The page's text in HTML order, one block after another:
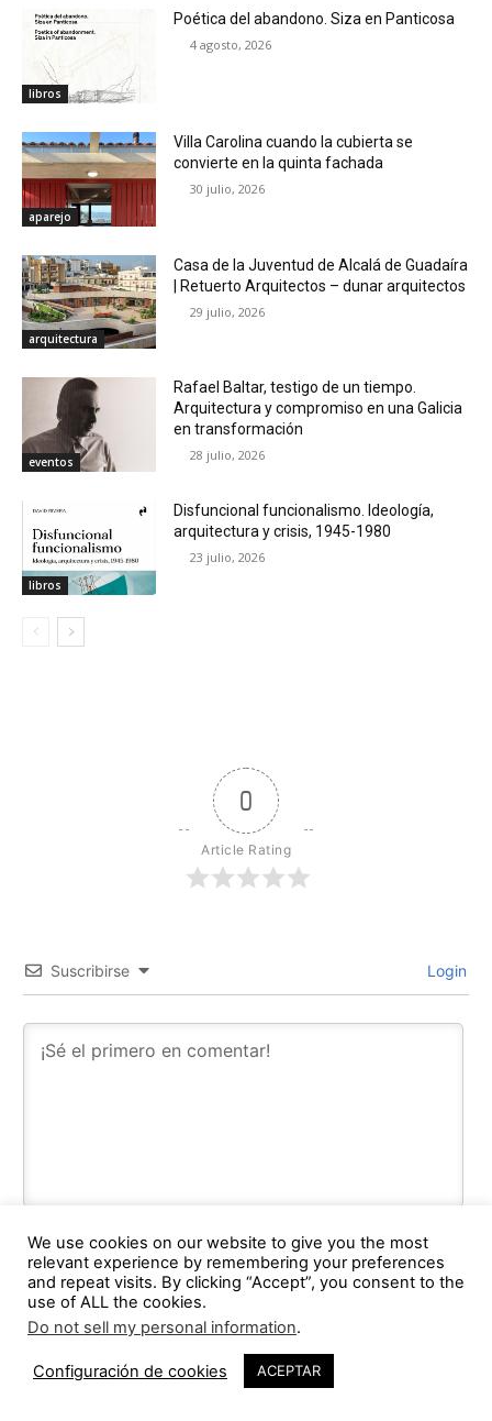
libros
Poética del abandono. Siza en Panticosa
4 agosto, 2026
aparejo
Villa Carolina cuando la cubierta se
convierte en la quinta fachada
30 julio, 2026
arquitectura
Casa de la Juventud de Alcalá de Guadaíra
| Retuerto Arquitectos – dunar arquitectos
29 julio, 2026
eventos
Rafael Baltar, testigo de un tiempo.
Arquitectura y compromiso en una Galicia
en transformación
28 julio, 2026
libros
Disfuncional funcionalismo. Ideología,
arquitectura y crisis, 1945-1980
23 julio, 2026
0
Article Rating
Suscribirse Login
0COMMENTS
We use cookies on our website to give you the most
relevant experience by remembering your preferences
and repeat visits. By clicking “Accept”, you consent to the
use of ALL the cookies.
Do not sell my personal information.
Configuración de cookies ACEPTAR